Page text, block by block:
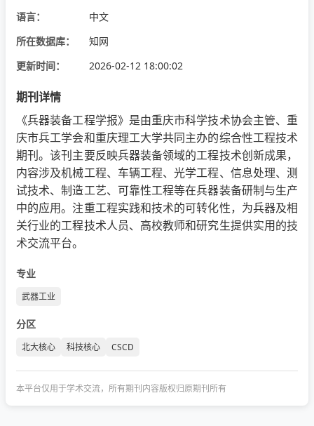
语言：
中文
所在数据库：
知网
更新时间：
2026-02-12 18:00:02
期刊详情
《兵器装备工程学报》是由重庆市科学技术协会主管、重
庆市兵工学会和重庆理工大学共同主办的综合性工程技术
期刊。该刊主要反映兵器装备领域的工程技术创新成果，
内容涉及机械工程、车辆工程、光学工程、信息处理、测
试技术、制造工艺、可靠性工程等在兵器装备研制与生产
中的应用。注重工程实践和技术的可转化性，为兵器及相
关行业的工程技术人员、高校教师和研究生提供实用的技
术交流平台。
专业
武器工业
分区
北大核心 科技核心 CSCD
本平台仅用于学术交流，所有期刊内容版权归原期刊所有